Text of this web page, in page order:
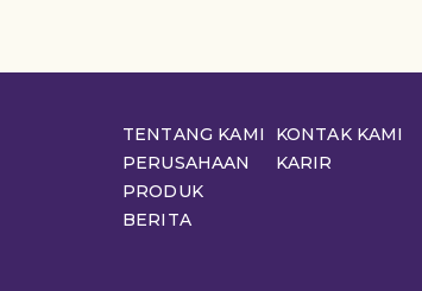
TENTANG KAMI
PERUSAHAAN
PRODUK
BERITA
KONTAK KAMI
KARIR